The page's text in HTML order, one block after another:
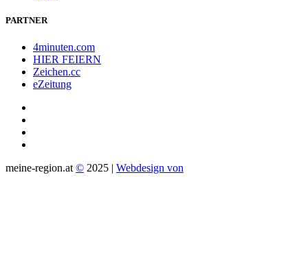
PARTNER
4minuten.com
HIER FEIERN
Zeichen.cc
eZeitung
meine-region.at © 2025 | Webdesign von